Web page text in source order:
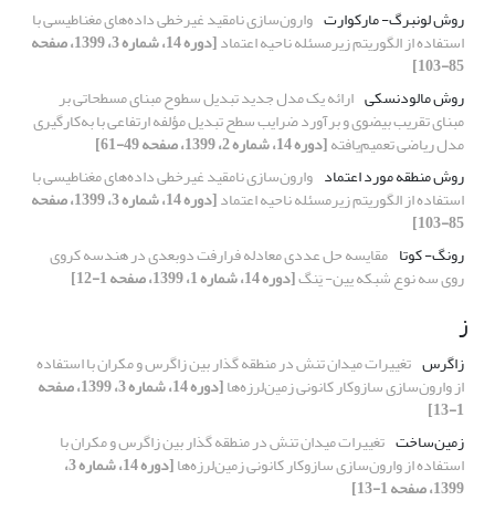
روش لونبرگ- مارکوارت وارون‌سازی نامقید غیرخطی داده‌های مغناطیسی با
استفاده از الگوریتم زیرمسئله ناحیه اعتماد [دوره 14، شماره 3، 1399، صفحه
85-103]
روش مالودنسکی ارائه یک مدل جدید تبدیل سطوح مبنای مسطحاتی بر
مبنای تقریب بیضوی و برآورد ضرایب سطح تبدیل مؤلفه ارتفاعی با به‌کارگیری
مدل ریاضی تعمیم‌یافته[دوره 14، شماره 2، 1399، صفحه 49-61]
روش منطقه مورد اعتماد وارون‌سازی نامقید غیرخطی داده‌های مغناطیسی با
استفاده از الگوریتم زیرمسئله ناحیه اعتماد [دوره 14، شماره 3، 1399، صفحه
85-103]
رونگ- کوتا مقایسه حل عددی معادله فرارفت دوبعدی در هندسه کروی
روی سه نوع شبکه یین- یَنگ[دوره 14، شماره 1، 1399، صفحه 1-12]
ز
زاگرس تغییرات میدان تنش در منطقه گذار بین زاگرس و مکران با استفاده
از وارون‌سازی سازوکار کانونی زمین‌لرزه‌ها [دوره 14، شماره 3، 1399، صفحه
1-13]
زمین‌ساخت تغییرات میدان تنش در منطقه گذار بین زاگرس و مکران با
استفاده از وارون‌سازی سازوکار کانونی زمین‌لرزه‌ها [دوره 14، شماره 3،
1399، صفحه 1-13]